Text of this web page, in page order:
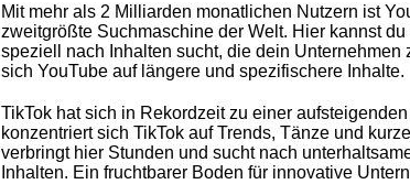
Mit mehr als 2 Milliarden monatlichen Nutzern ist
zweitgrößte Suchmaschine der Welt. Hier kannst
speziell nach Inhalten sucht, die dein Unternehmen
sich YouTube auf längere und spezifischere Inhalte.
TikTok hat sich in Rekordzeit zu einer
konzentriert sich TikTok auf Trends, Tänze und
verbringt hier Stunden und sucht nach
Inhalten. Ein fruchtbarer Boden für innovative